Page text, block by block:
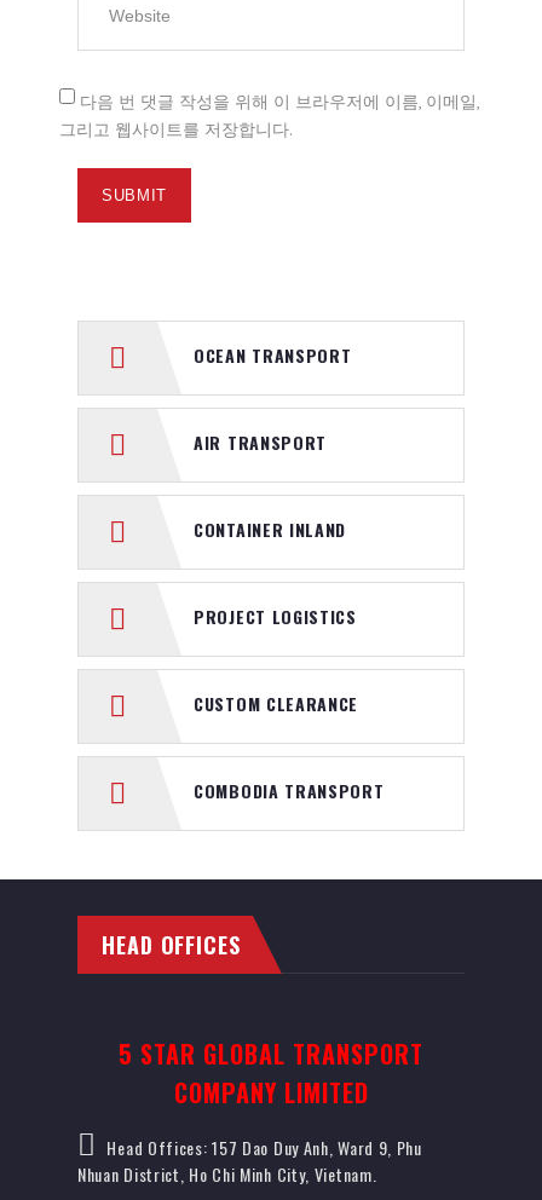
다음 번 댓글 작성을 위해 이 브라우저에 이름, 이메일,
그리고 웹사이트를 저장합니다.
OCEAN TRANSPORT
AIR TRANSPORT
CONTAINER INLAND
PROJECT LOGISTICS
CUSTOM CLEARANCE
COMBODIA TRANSPORT
HEAD OFFICES
5 STAR GLOBAL TRANSPORT
COMPANY LIMITED
Head Offices: 157 Dao Duy Anh, Ward 9, Phu
Nhuan District, Ho Chi Minh City, Vietnam.